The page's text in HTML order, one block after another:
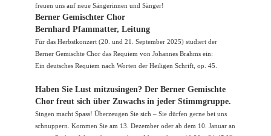
freuen uns auf neue Sängerinnen und Sänger!
Berner Gemischter Chor
Bernhard Pfammatter, Leitung
Für das Herbstkonzert (20. und 21. September 2025) studiert der
Berner Gemischte Chor das Requiem von Johannes Brahms ein:
Ein deutsches Requiem nach Worten der Heiligen Schrift, op. 45.
Haben Sie Lust mitzusingen? Der Berner Gemischte
Chor freut sich über Zuwachs in jeder Stimmgruppe.
Singen macht Spass! Überzeugen Sie sich – Sie dürfen gerne bei uns
schnuppern. Kommen Sie am 13. Dezember oder ab dem 10. Januar an